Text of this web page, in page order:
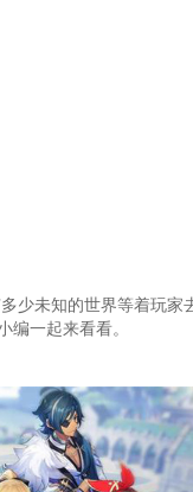
少未知的世界等着玩家
编一起来看看。